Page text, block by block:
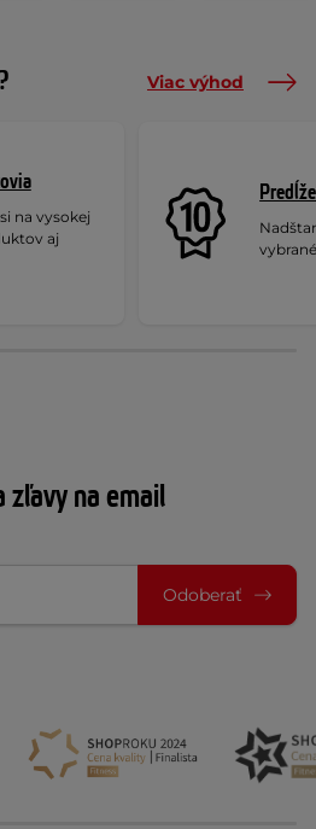
Viac výhod
na vysokej
aj
zľavy na email
Odoberať